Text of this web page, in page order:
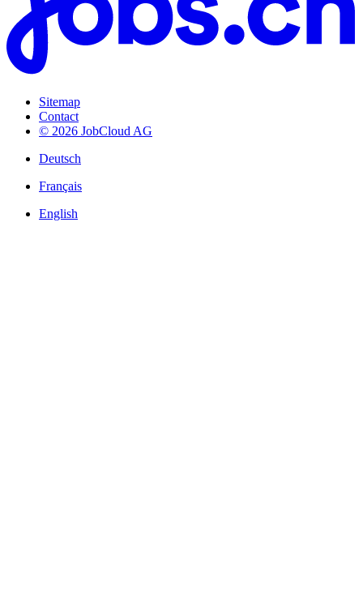
Sitemap
Contact
© 2026 JobCloud AG
Deutsch
Français
English